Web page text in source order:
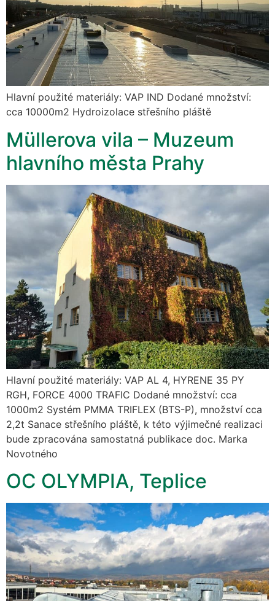
Hlavní použité materiály: VAP IND Dodané množství:
cca 10000m2 Hydroizolace střešního pláště
Müllerova vila – Muzeum
hlavního města Prahy
Hlavní použité materiály: VAP AL 4, HYRENE 35 PY
RGH, FORCE 4000 TRAFIC Dodané množství: cca
1000m2 Systém PMMA TRIFLEX (BTS-P), množství cca
2,2t Sanace střešního pláště, k této výjimečné realizaci
bude zpracována samostatná publikace doc. Marka
Novotného
OC OLYMPIA, Teplice